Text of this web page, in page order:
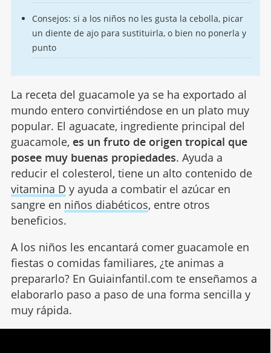
Consejos: si a los niños no les gusta la cebolla, picar
un diente de ajo para sustituirla, o bien no ponerla y
punto
La receta del guacamole ya se ha exportado al
mundo entero convirtiéndose en un plato muy
popular. El aguacate, ingrediente principal del
guacamole, es un fruto de origen tropical que
posee muy buenas propiedades. Ayuda a
reducir el colesterol, tiene un alto contenido de
vitamina D y ayuda a combatir el azúcar en
sangre en niños diabéticos, entre otros
beneficios.
A los niños les encantará comer guacamole en
fiestas o comidas familiares, ¿te animas a
prepararlo? En Guiainfantil.com te enseñamos a
elaborarlo paso a paso de una forma sencilla y
muy rápida.